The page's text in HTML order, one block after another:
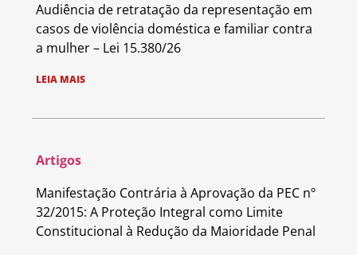
Audiência de retratação da representação em
casos de violência doméstica e familiar contra
a mulher – Lei 15.380/26
LEIA MAIS
Artigos
Manifestação Contrária à Aprovação da PEC nº
32/2015: A Proteção Integral como Limite
Constitucional à Redução da Maioridade Penal